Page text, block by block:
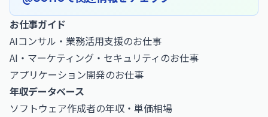
お仕事ガイド
AIコンサル・業務活用支援のお仕事
AI・マーケティング・セキュリティのお仕事
アプリケーション開発のお仕事
年収データベース
ソフトウェア作成者の年収・単価相場